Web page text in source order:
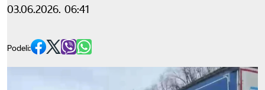
03.06.2026. 06:41
Podeli: